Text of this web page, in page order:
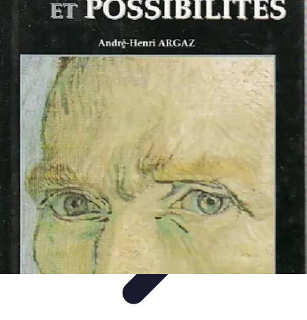
Tout sur le Padel
Entraînement et Techniques
Techniques et
Tendances Équipement et Terrain
Tout sur le Padel